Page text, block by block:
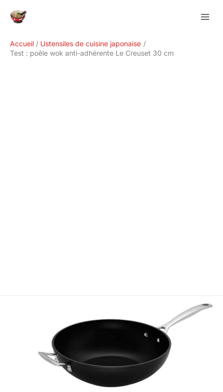
Accueil
Ustensiles de cuisine japonaise
Test : poêle wok anti-adhérente Le Creuset 30 cm